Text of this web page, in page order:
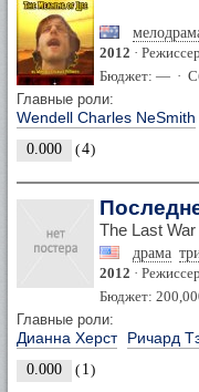
2012 ·
Бюджет: — ·
Главные роли:
Wendell Charles NeSmith
0.000 (4)
The Last
драма
2012 ·
Бюджет:
Главные роли:
Дианна Херст Ричард
0.000 ( 1)